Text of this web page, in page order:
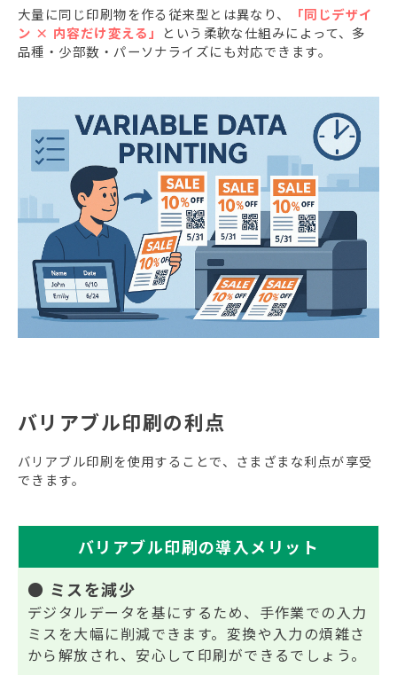
大量に同じ印刷物を作る従来型とは異なり、
「同じデザイ
ン × 内容だけ変える」
という柔軟な仕組みによって、多
品種・少部数・パーソナライズにも対応できます。
バリアブル印刷の利点
バリアブル印刷を使用することで、さまざまな利点が享受
できます。
バリアブル印刷の導入メリット
● ミスを減少
デジタルデータを基にするため、手作業での入力
ミスを大幅に削減できます。変換や入力の煩雑さ
から解放され、安心して印刷ができるでしょう。